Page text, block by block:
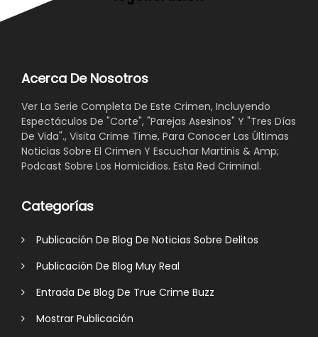
Acerca De Nosotros
Ver La Serie Completa De Este Crimen, Incluyendo
Espectáculos De "Corte", "Parejas Asesinos" Y "Tres Días
De Vida"., Visita Crime Time, Para Conocer Las Últimas
Noticias Sobre El Crimen Y Escuchar Martinis & Amp;
Podcast Sobre Los Homicidios. Esta Red Criminal.
Categorías
Publicación De Blog De Noticias Sobre Delitos
Publicación De Blog Muy Real
Entrada De Blog De True Crime Buzz
Mostrar Publicación